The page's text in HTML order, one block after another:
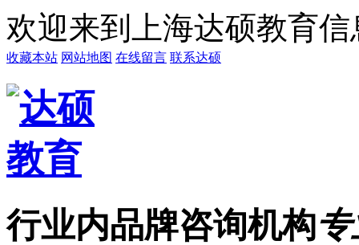
欢迎来到上海达硕教育
收藏本站 网站地图 在线留言 联系达硕
行业内品牌咨询机构